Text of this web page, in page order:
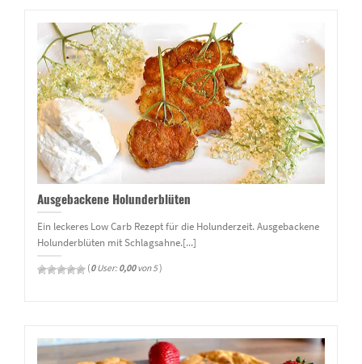
Ausgebackene Holunderblüten
Ein leckeres Low Carb Rezept für die Holunderzeit. Ausgebackene
Holunderblüten mit Schlagsahne.[...]
(0User: 0,00von 5)